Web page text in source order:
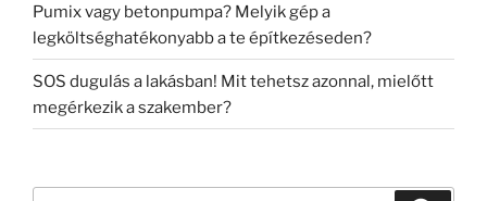
Pumix vagy betonpumpa? Melyik gép a
legköltséghatékonyabb a te építkezéseden?
SOS dugulás a lakásban! Mit tehetsz azonnal, mielőtt
megérkezik a szakember?